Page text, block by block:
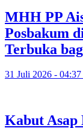
MHH PP
Posbakum
Terbuka
31 Juli 2026 -
Kabut